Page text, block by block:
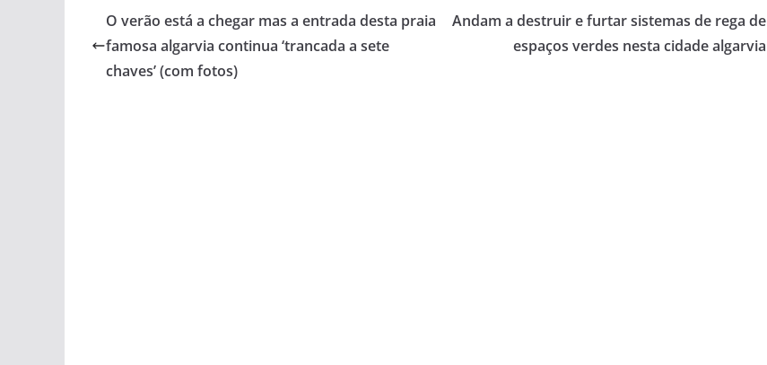
O verão está a chegar mas a entrada desta praia
famosa algarvia continua ‘trancada a sete
chaves’ (com fotos)
Andam a destruir e furtar sistemas de rega de
espaços verdes nesta cidade algarvia